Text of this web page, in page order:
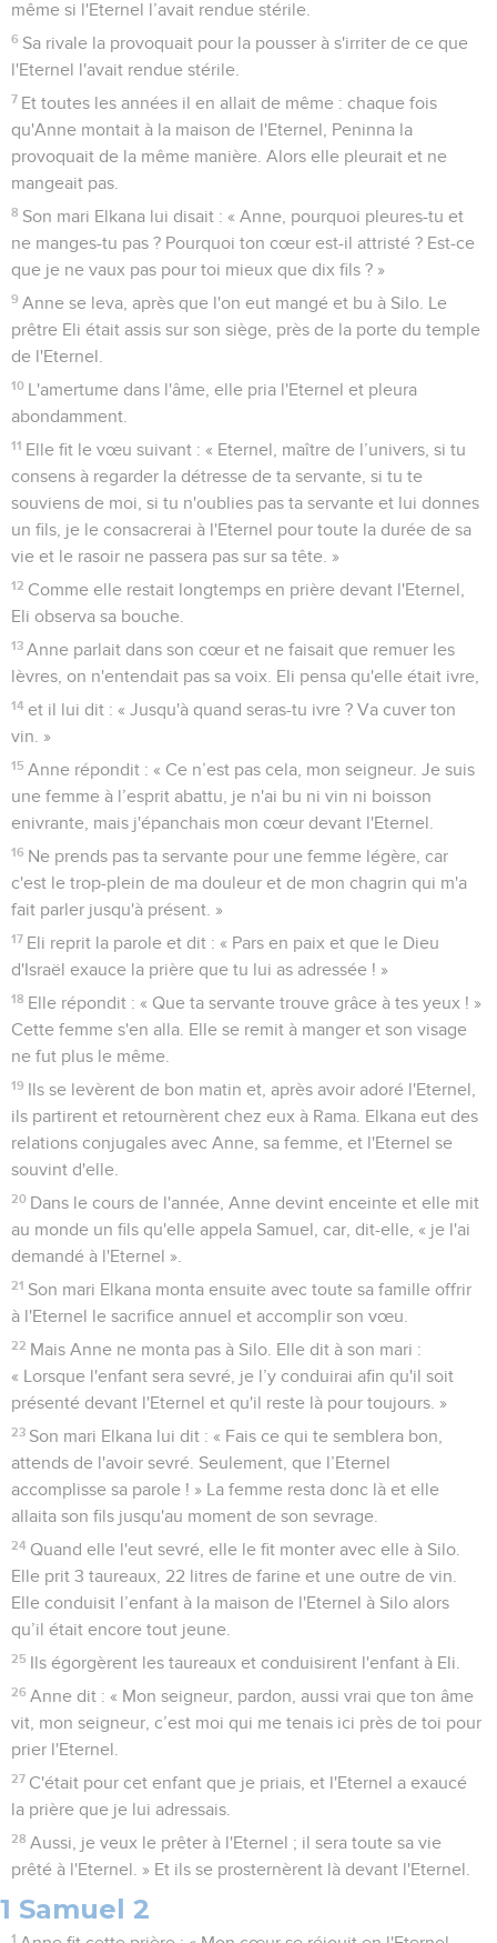
même si l'Eternel l’avait rendue stérile.
6 Sa rivale la provoquait pour la pousser à s'irriter de ce que
l'Eternel l'avait rendue stérile.
7 Et toutes les années il en allait de même : chaque fois
qu'Anne montait à la maison de l'Eternel, Peninna la
provoquait de la même manière. Alors elle pleurait et ne
mangeait pas.
8 Son mari Elkana lui disait : « Anne, pourquoi pleures-tu et
ne manges-tu pas ? Pourquoi ton cœur est-il attristé ? Est-ce
que je ne vaux pas pour toi mieux que dix fils ? »
9 Anne se leva, après que l'on eut mangé et bu à Silo. Le
prêtre Eli était assis sur son siège, près de la porte du temple
de l'Eternel.
10
L'amertume dans l'âme, elle pria l'Eternel et pleura
abondamment.
11 Elle fit le vœu suivant : « Eternel, maître de l’univers, si tu
consens à regarder la détresse de ta servante, si tu te
souviens de moi, si tu n'oublies pas ta servante et lui donnes
un fils, je le consacrerai à l'Eternel pour toute la durée de sa
vie et le rasoir ne passera pas sur sa tête. »
12 Comme elle restait longtemps en prière devant l'Eternel,
Eli observa sa bouche.
13 Anne parlait dans son cœur et ne faisait que remuer les
lèvres, on n'entendait pas sa voix. Eli pensa qu'elle était ivre,
14 et il lui dit : « Jusqu'à quand seras-tu ivre ? Va cuver ton
vin. »
15 Anne répondit : « Ce n’est pas cela, mon seigneur. Je suis
une femme à l’esprit abattu, je n'ai bu ni vin ni boisson
enivrante, mais j'épanchais mon cœur devant l'Eternel.
16 Ne prends pas ta servante pour une femme légère, car
c'est le trop-plein de ma douleur et de mon chagrin qui m'a
fait parler jusqu'à présent. »
17 Eli reprit la parole et dit : « Pars en paix et que le Dieu
d'Israël exauce la prière que tu lui as adressée ! »
18 Elle répondit : « Que ta servante trouve grâce à tes yeux ! »
Cette femme s'en alla. Elle se remit à manger et son visage
ne fut plus le même.
19
Ils se levèrent de bon matin et, après avoir adoré l'Eternel,
ils partirent et retournèrent chez eux à Rama. Elkana eut des
relations conjugales avec Anne, sa femme, et l'Eternel se
souvint d'elle.
20 Dans le cours de l'année, Anne devint enceinte et elle mit
au monde un fils qu'elle appela Samuel, car, dit-elle, « je l'ai
demandé à l'Eternel ».
21 Son mari Elkana monta ensuite avec toute sa famille offrir
à l'Eternel le sacrifice annuel et accomplir son vœu.
22 Mais Anne ne monta pas à Silo. Elle dit à son mari :
« Lorsque l'enfant sera sevré, je l’y conduirai afin qu'il soit
présenté devant l'Eternel et qu'il reste là pour toujours. »
23 Son mari Elkana lui dit : « Fais ce qui te semblera bon,
attends de l'avoir sevré. Seulement, que l’Eternel
accomplisse sa parole ! » La femme resta donc là et elle
allaita son fils jusqu'au moment de son sevrage.
24 Quand elle l'eut sevré, elle le fit monter avec elle à Silo.
Elle prit 3 taureaux, 22 litres de farine et une outre de vin.
Elle conduisit l’enfant à la maison de l'Eternel à Silo alors
qu’il était encore tout jeune.
25 Ils égorgèrent les taureaux et conduisirent l'enfant à Eli.
26 Anne dit : « Mon seigneur, pardon, aussi vrai que ton âme
vit, mon seigneur, c’est moi qui me tenais ici près de toi pour
prier l'Eternel.
27 C'était pour cet enfant que je priais, et l'Eternel a exaucé
la prière que je lui adressais.
28 Aussi, je veux le prêter à l'Eternel ; il sera toute sa vie
prêté à l'Eternel. » Et ils se prosternèrent là devant l'Eternel.
1 Samuel 2
1